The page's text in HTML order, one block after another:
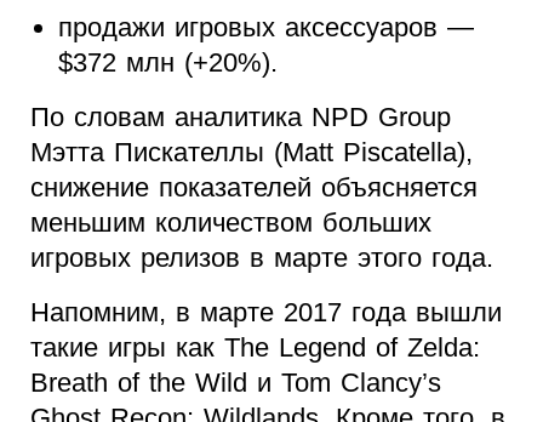
продажи игровых аксессуаров —
$372 млн (+20%).
По словам аналитика NPD Group
Мэтта Пискателлы (Matt Piscatella),
снижение показателей объясняется
меньшим количеством больших
игровых релизов в марте этого года.
Напомним, в марте 2017 года вышли
такие игры как The Legend of Zelda:
Breath of the Wild и Tom Clancy’s